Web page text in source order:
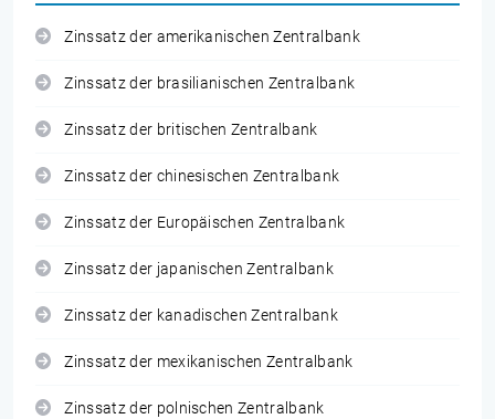
Zinssatz der amerikanischen Zentralbank
Zinssatz der brasilianischen Zentralbank
Zinssatz der britischen Zentralbank
Zinssatz der chinesischen Zentralbank
Zinssatz der Europäischen Zentralbank
Zinssatz der japanischen Zentralbank
Zinssatz der kanadischen Zentralbank
Zinssatz der mexikanischen Zentralbank
Zinssatz der polnischen Zentralbank